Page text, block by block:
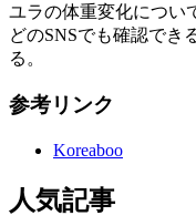
ユラの体重変化につい
どのSNSでも確認でき
る。
参考リンク
Koreaboo
人気記事